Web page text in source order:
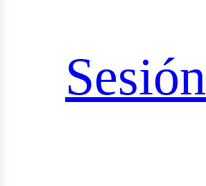
Sesión